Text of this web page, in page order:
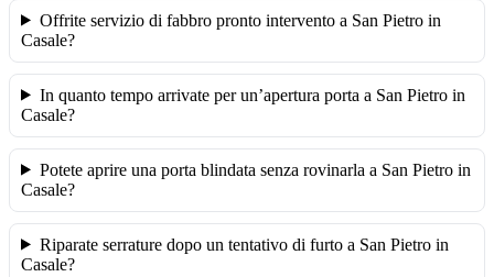
Offrite servizio di fabbro pronto intervento a San Pietro in
Casale?
In quanto tempo arrivate per un’apertura porta a San Pietro in
Casale?
Potete aprire una porta blindata senza rovinarla a San Pietro in
Casale?
Riparate serrature dopo un tentativo di furto a San Pietro in
Casale?